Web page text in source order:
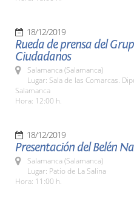
18/12/2019
Rueda de prensa del
Ciudadanos
Salamanca (Salamanca)
Lugar: Sala de las Comarcas.
Salamanca
Hora: 12:00 h.
18/12/2019
Presentación del Belén
Salamanca (Salamanca)
Lugar: Patio de La Salina
Hora: 11:00 h.